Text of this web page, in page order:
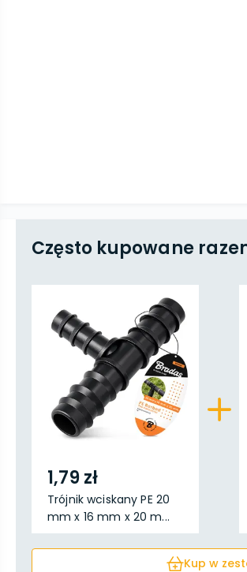
Często kupowane
1,79 zł
Trójnik wciskany PE 20
mm x 16 mm x 20 m...
Kup w